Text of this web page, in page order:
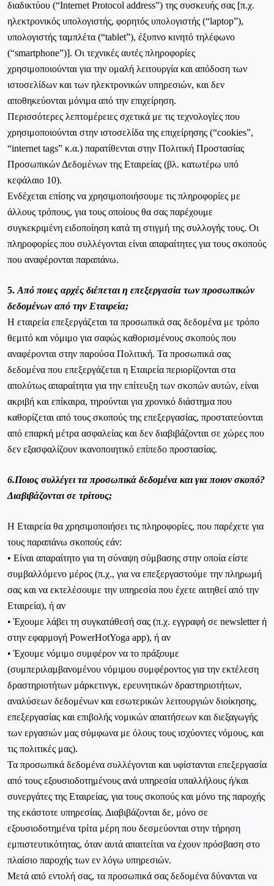
διαδικτύου (“Ιnternet Ρrotocol address”) της συσκευής σας [π.χ.
ηλεκτρονικός υπολογιστής, φορητός υπολογιστής (“laptop”),
υπολογιστής ταμπλέτα (“tablet”), έξυπνο κινητό τηλέφωνο
(“smartphone”)]. Οι τεχνικές αυτές πληροφορίες
χρησιμοποιούνται για την ομαλή λειτουργία και απόδοση των
ιστοσελίδων και των ηλεκτρονικών υπηρεσιών, και δεν
αποθηκεύονται μόνιμα από την επιχείρηση.
Περισσότερες λεπτομέρειες σχετικά με τις τεχνολογίες που
χρησιμοποιούνται στην ιστοσελίδα της επιχείρησης (“cookies”,
“internet tags” κ.α.) παρατίθενται στην Πολιτική Προστασίας
Προσωπικών Δεδομένων της Εταιρείας (βλ. κατωτέρω υπό
κεφάλαιο 10).
Ενδέχεται επίσης να χρησιμοποιήσουμε τις πληροφορίες με
άλλους τρόπους, για τους οποίους θα σας παρέχουμε
συγκεκριμένη ειδοποίηση κατά τη στιγμή της συλλογής τους. Οι
πληροφορίες που συλλέγονται είναι απαραίτητες για τους σκοπούς
που αναφέρονται παραπάνω.
5. Από ποιες αρχές διέπεται η επεξεργασία των προσωπικών
δεδομένων από την Εταιρεία;
Η εταιρεία επεξεργάζεται τα προσωπικά σας δεδομένα με τρόπο
θεμιτό και νόμιμο για σαφώς καθορισμένους σκοπούς που
αναφέρονται στην παρούσα Πολιτική. Τα προσωπικά σας
δεδομένα που επεξεργάζεται η Εταιρεία περιορίζονται στα
απολύτως απαραίτητα για την επίτευξη των σκοπών αυτών, είναι
ακριβή και επίκαιρα, τηρούνται για χρονικό διάστημα που
καθορίζεται από τους σκοπούς της επεξεργασίας, προστατεύονται
από επαρκή μέτρα ασφαλείας και δεν διαβιβάζονται σε χώρες που
δεν εξασφαλίζουν ικανοποιητικό επίπεδο προστασίας.
6.Ποιος συλλέγει τα προσωπικά δεδομένα και για ποιον σκοπό?
Διαβιβάζονται σε τρίτους;
Η Εταιρεία θα χρησιμοποιήσει τις πληροφορίες, που παρέχετε για
τους παραπάνω σκοπούς εάν:
• Είναι απαραίτητο για τη σύναψη σύμβασης στην οποία είστε
συμβαλλόμενο μέρος (π.χ., για να επεξεργαστούμε την πληρωμή
σας και να εκτελέσουμε την υπηρεσία που έχετε αιτηθεί από την
Εταιρεία), ή αν
• Έχουμε λάβει τη συγκατάθεσή σας (π.χ. εγγραφή σε newsletterή
στην εφαρμογή PowerHotYoga app), ή αν
• Έχουμε νόμιμο συμφέρον να το πράξουμε
(συμπεριλαμβανομένου νόμιμου συμφέροντος για την εκτέλεση
δραστηριοτήτων μάρκετινγκ, ερευνητικών δραστηριοτήτων,
αναλύσεων δεδομένων και εσωτερικών λειτουργιών διοίκησης,
επεξεργασίας και επιβολής νομικών απαιτήσεων και διεξαγωγής
των εργασιών μας σύμφωνα με όλους τους ισχύοντες νόμους, και
τις πολιτικές μας).
Τα προσωπικά δεδομένα συλλέγονται και υφίστανται επεξεργασία
από τους εξουσιοδοτημένους ανά υπηρεσία υπαλλήλους ή/και
συνεργάτες της Εταιρείας, για τους σκοπούς και μόνο της παροχής
της εκάστοτε υπηρεσίας. Διαβιβάζονται δε, μόνο σε
εξουσιοδοτημένα τρίτα μέρη που δεσμεύονται στην τήρηση
εμπιστευτικότητας, όταν αυτά απαιτείται να έχουν πρόσβαση στο
πλαίσιο παροχής των εν λόγω υπηρεσιών.
Μετά από εντολή σας, τα προσωπικά σας δεδομένα δύνανται να